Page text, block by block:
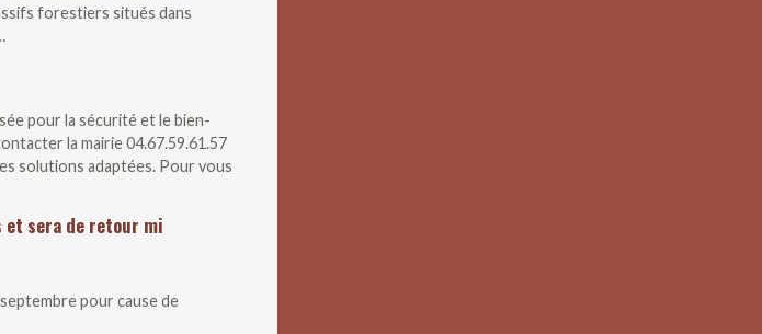
forestiers situés dans
pour la sécurité et le bien-
la mairie 04.67.59.61.57
solutions adaptées. Pour vous
et sera de retour mi
pour cause de